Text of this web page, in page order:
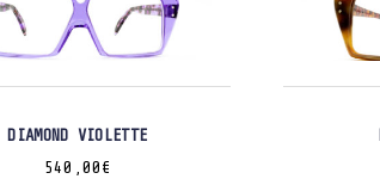
DIAMOND VIOLETTE
540,00 €